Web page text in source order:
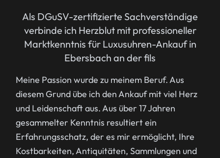
Als DGuSV-zertifizierte Sachverständige
verbinde ich Herzblut mit professioneller
Marktkenntnis für Luxusuhren-Ankauf in
Ebersbach an der fils
Meine Passion wurde zu meinem Beruf. Aus
diesem Grund übe ich den Ankauf mit viel Herz
und Leidenschaft aus. Aus über 17 Jahren
gesammelter Kenntnis resultiert ein
Erfahrungsschatz, der es mir ermöglicht, Ihre
Kostbarkeiten, Antiquitäten, Sammlungen und